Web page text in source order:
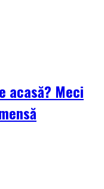
acasă? Meci